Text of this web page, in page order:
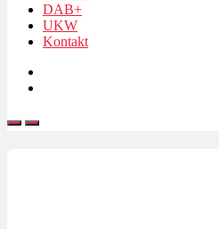
DAB+
UKW
Kontakt